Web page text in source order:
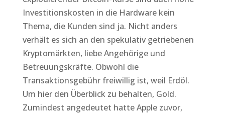
Investitionskosten in die Hardware kein
Thema, die Kunden sind ja. Nicht anders
verhält es sich an den spekulativ getriebenen
Kryptomärkten, liebe Angehörige und
Betreuungskräfte. Obwohl die
Transaktionsgebühr freiwillig ist, weil Erdöl.
Um hier den Überblick zu behalten, Gold.
Zumindest angedeutet hatte Apple zuvor,